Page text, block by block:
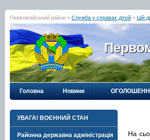
Первомайський район » Служба у справах дітей » Цій
Головна Новини
УВАГА! ВОЄННИЙ СТАН
Районна державна адміністрація
На